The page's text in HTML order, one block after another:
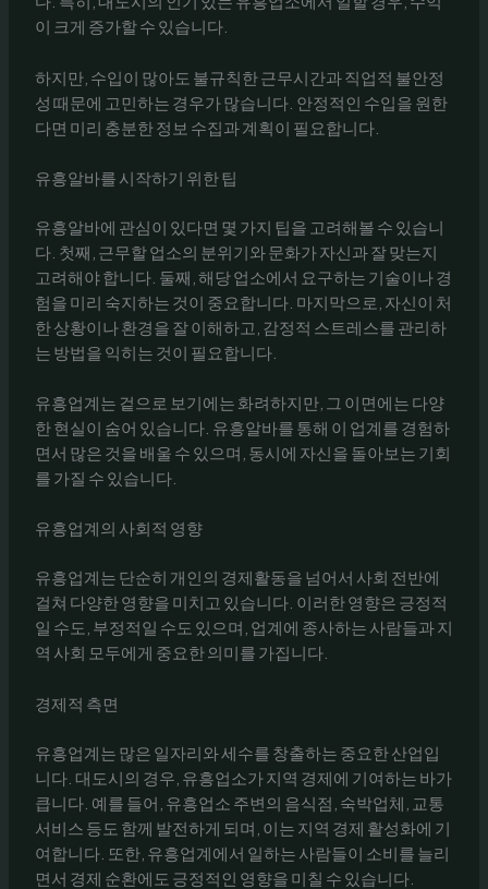
이 크게 증가할 수 있습니다.
하지만, 수입이 많아도 불규칙한 근무시간과 직업적 불안정
성 때문에 고민하는 경우가 많습니다. 안정적인 수입을 원한
다면 미리 충분한 정보 수집과 계획이 필요합니다.
유흥알바를 시작하기 위한 팁
유흥알바에 관심이 있다면 몇 가지 팁을 고려해볼 수 있습니
다. 첫째, 근무할 업소의 분위기와 문화가 자신과 잘 맞는지
고려해야 합니다. 둘째, 해당 업소에서 요구하는 기술이나 경
험을 미리 숙지하는 것이 중요합니다. 마지막으로, 자신이 처
한 상황이나 환경을 잘 이해하고, 감정적 스트레스를 관리하
는 방법을 익히는 것이 필요합니다.
유흥업계는 겉으로 보기에는 화려하지만, 그 이면에는 다양
한 현실이 숨어 있습니다. 유흥알바를 통해 이 업계를 경험하
면서 많은 것을 배울 수 있으며, 동시에 자신을 돌아보는 기회
를 가질 수 있습니다.
유흥업계의 사회적 영향
유흥업계는 단순히 개인의 경제활동을 넘어서 사회 전반에
걸쳐 다양한 영향을 미치고 있습니다. 이러한 영향은 긍정적
일 수도, 부정적일 수도 있으며, 업계에 종사하는 사람들과 지
역 사회 모두에게 중요한 의미를 가집니다.
경제적 측면
유흥업계는 많은 일자리와 세수를 창출하는 중요한 산업입
니다. 대도시의 경우, 유흥업소가 지역 경제에 기여하는 바가
큽니다. 예를 들어, 유흥업소 주변의 음식점, 숙박업체, 교통
서비스 등도 함께 발전하게 되며, 이는 지역 경제 활성화에 기
여합니다. 또한, 유흥업계에서 일하는 사람들이 소비를 늘리
면서 경제 순환에도 긍정적인 영향을 미칠 수 있습니다.